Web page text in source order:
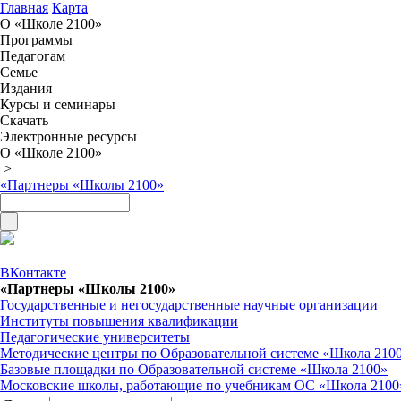
Главная Карта
О «Школе 2100»
Программы
Педагогам
Семье
Издания
Курсы и семинары
Скачать
Электронные ресурсы
О «Школе 2100»
>
«Партнеры «Школы 2100»
ВКонтакте
«Партнеры «Школы 2100»
Государственные и негосударственные научные организации
Институты повышения квалификации
Педагогические университеты
Методические центры по Образовательной системе «Школа
Базовые площадки по Образовательной системе «Школа 2100»
Московские школы, работающие по учебникам ОС «Школа